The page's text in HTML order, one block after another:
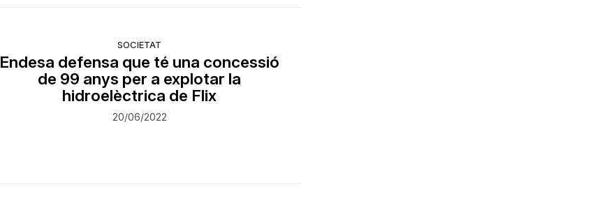
SOCIETAT
Endesa defensa que té una concessió
de 99 anys per a explotar la
hidroelèctrica de Flix
20/06/2022